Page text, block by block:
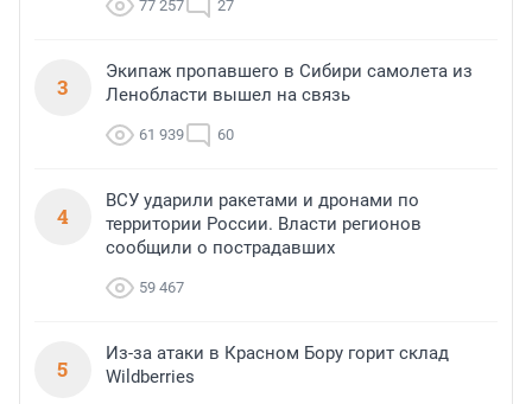
77 257 27
3
Экипаж пропавшего в Сибири самолета из
Ленобласти вышел на связь
61 939 60
4
ВСУ ударили ракетами и дронами по
территории России. Власти регионов
сообщили о пострадавших
59 467
5
Из-за атаки в Красном Бору горит склад
Wildberries